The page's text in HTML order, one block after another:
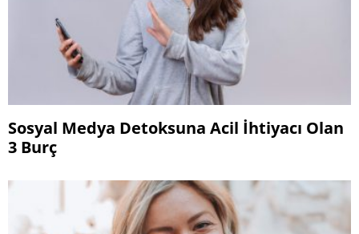
Sosyal Medya Detoksuna Acil İhtiyacı Olan
3 Burç